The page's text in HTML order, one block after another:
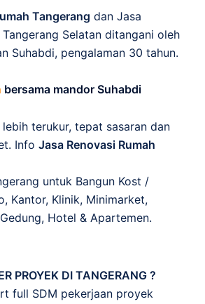
Tangerang dan Jasa
Tangerang Selatan ditangani oleh
Suhabdi, pengalaman 30 tahun.
bersama mandor Suhabdi
lebih terukur, tepat sasaran dan
Info Jasa Renovasi Rumah
untuk Bangun Kost /
Kantor, Klinik, Minimarket,
Hotel & Apartemen.
PROYEK DI TANGERANG ?
full SDM pekerjaan proyek